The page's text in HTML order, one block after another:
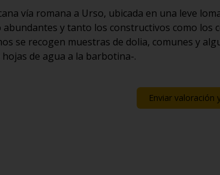
vía romana a Urso, ubicada en una leve
y tanto los constructivos como los
se recogen muestras de dolia, comunes y
de agua a la barbotina-.
Enviar valoración